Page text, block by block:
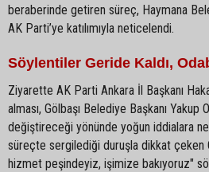
beraberinde getiren süreç, Haymana
AK Parti’ye katılımıyla neticelendi.
Söylentiler Geride Kaldı,
Ziyarette AK Parti Ankara İl Başkanı
alması, Gölbaşı Belediye Başkanı Yakup
değiştireceği yönünde yoğun iddialara
süreçte sergilediği duruşla dikkat çeken
hizmet peşindeyiz, işimize bakıyoruz"